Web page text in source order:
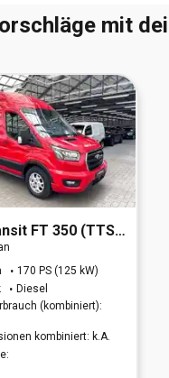
mit
350 (TTS) 2.0 TDCi DPF 350 L3 H2 Trend
170 PS (125 kW)
Diesel
(kombiniert):
kombiniert: k.A.